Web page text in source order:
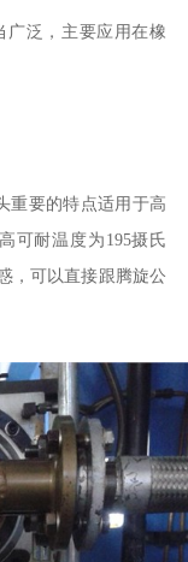
广泛，主要应用在橡
重要的特点适用于高
高可耐温度为195摄氏
，可以直接跟腾旋公